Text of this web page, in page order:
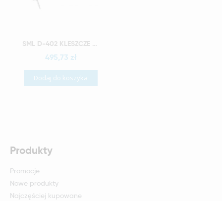
Szybki podgląd SML D-402 KLESZCZE ZACISKOWE (CLAMP FORCEPS)
495,73 zł
Dodaj do koszyka
Produkty
Promocje
Nowe produkty
Najczęściej kupowane